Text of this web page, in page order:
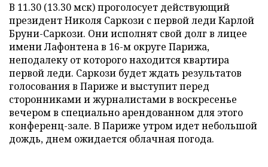
В 11.30 (13.30 мск) проголосует действующий
президент Николя Саркози с первой леди Карлой
Бруни-Саркози. Они исполнят свой долг в лицее
имени Лафонтена в 16-м округе Парижа,
неподалеку от которого находится квартира
первой леди. Саркози будет ждать результатов
голосования в Париже и выступит перед
сторонниками и журналистами в воскресенье
вечером в специально арендованном для этого
конференц-зале. В Париже утром идет небольшой
дождь, днем ожидается облачная погода.